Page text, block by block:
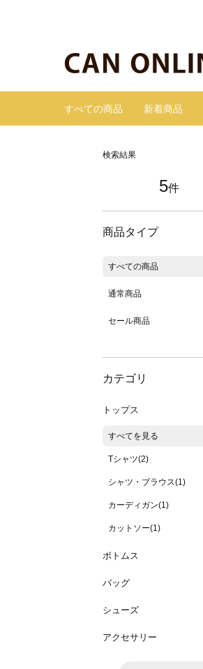
すべての商品 新着商品
検索結果
5件
商品タイプ
すべての商品
通常商品
セール商品
カテゴリ
トップス
すべてを見る
Tシャツ(2)
シャツ・ブラウス(1)
カーディガン(1)
カットソー(1)
ボトムス
バッグ
シューズ
アクセサリー